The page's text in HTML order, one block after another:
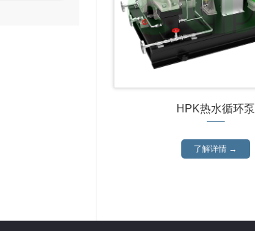
HPK热水循环泵
了解详情 →